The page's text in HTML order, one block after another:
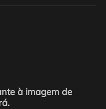
à imagem de